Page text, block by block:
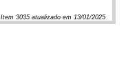
Item3035 atualizado em 13/01/2025